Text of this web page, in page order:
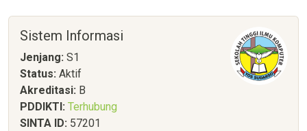
Sistem Informasi
Jenjang: S1
Status: Aktif
Akreditasi: B
PDDIKTI: Terhubung
SINTA ID: 57201